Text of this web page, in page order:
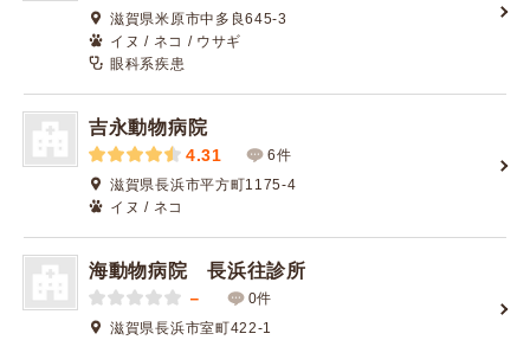
滋賀県米原市中多良645-3
イヌ / ネコ / ウサギ
眼科系疾患
吉永動物病院
4.31
6件
滋賀県長浜市平方町1175-4
イヌ / ネコ
海動物病院 長浜往診所
－
0件
滋賀県長浜市室町422-1